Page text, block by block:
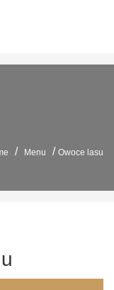
/ Menu / Owoce lasu